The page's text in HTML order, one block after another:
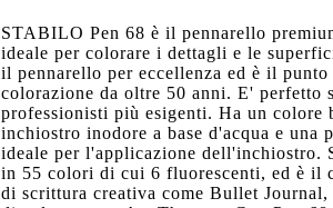
STABILO Pen 68 è il pennarello
ideale per colorare i dettagli e le
il pennarello per eccellenza ed è il
colorazione da oltre 50 anni. E' perfetto
professionisti più esigenti. Ha un colore
inchiostro inodore a base d'acqua e una
ideale per l'applicazione dell'inchiostro.
in 55 colori di cui 6 fluorescenti, ed è il
di scrittura creativa come Bullet